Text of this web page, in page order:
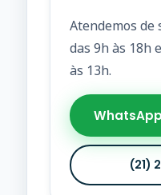
Atendemos de
das 9h às 18h
às 13h.
WhatsApp
(21)